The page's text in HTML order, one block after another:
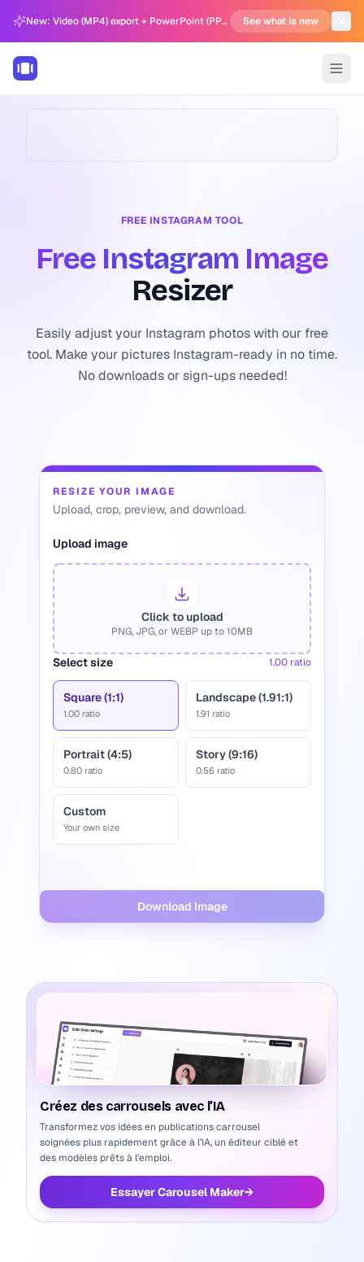
New: Video (MP4) export + PowerPoint (PPTX) support in Carousel Generator See what is new
FREE INSTAGRAM TOOL
Free Instagram Image
Resizer
Easily adjust your Instagram photos with our free
tool. Make your pictures Instagram-ready in no time.
No downloads or sign-ups needed!
RESIZE YOUR IMAGE
Upload, crop, preview, and download.
Upload image
Click to upload
PNG, JPG, or WEBP up to 10MB
Select size 1.00 ratio
Square (1:1)
1.00 ratio
Landscape (1.91:1)
1.91 ratio
Portrait (4:5)
0.80 ratio
Story (9:16)
0.56 ratio
Custom
Your own size
Download Image
Créez des carrousels avec l’IA
Transformez vos idées en publications carrousel
soignées plus rapidement grâce à l’IA, un éditeur ciblé et
des modèles prêts à l’emploi.
Essayer Carousel Maker→